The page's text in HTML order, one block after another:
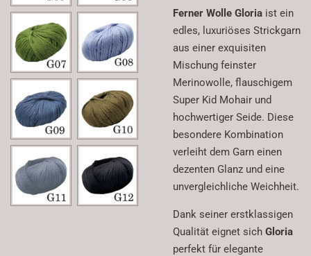
Ferner Wolle Gloria ist ein
edles, luxuriöses Strickgarn
aus einer exquisiten
Mischung feinster
Merinowolle, flauschigem
Super Kid Mohair und
hochwertiger Seide. Diese
besondere Kombination
verleiht dem Garn einen
dezenten Glanz und eine
unvergleichliche Weichheit.
Dank seiner erstklassigen
Qualität eignet sich Gloria
perfekt für elegante